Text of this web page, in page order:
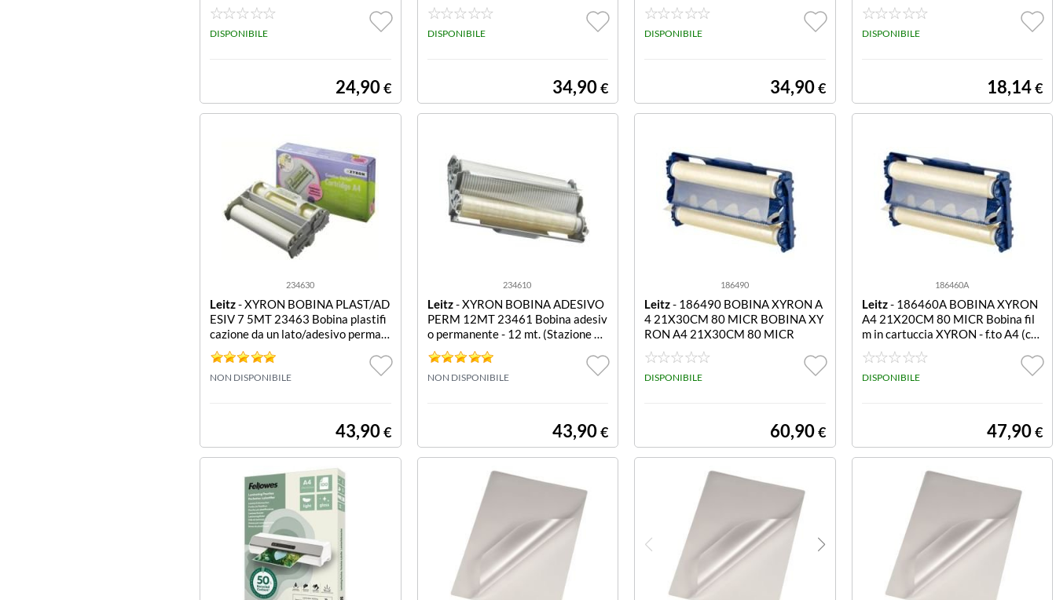
nf.100)
DISPONIBILE
24,90€
100)
DISPONIBILE
34,90€
DISPONIBILE
34,90€
100)
DISPONIBILE
18,14€
234630
Leitz- XYRON BOBINA PLAST/AD
ESIV 7 5MT 23463 Bobina plastifi
cazione da un lato/adesivo perman
ente dall altro - 7.5 mt. (SC/X900/
Easylaminator)
NON DISPONIBILE
43,90€
234610
Leitz- XYRON BOBINA ADESIVO
PERM 12MT 23461 Bobina adesiv
o permanente - 12 mt. (Stazione Cr
eativa Multifunzione/X900/Easyla
minator)
NON DISPONIBILE
43,90€
186490
Leitz- 186490 BOBINA XYRON A
4 21X30CM 80 MICR BOBINA XY
RON A4 21X30CM 80 MICR
DISPONIBILE
60,90€
186460A
Leitz- 186460A BOBINA XYRON
A4 21X20CM 80 MICR Bobina fil
m in cartuccia XYRON - f.to A4 (cm
21 x 20 m) 80 micron (CS9 - CS9E)
DISPONIBILE
47,90€